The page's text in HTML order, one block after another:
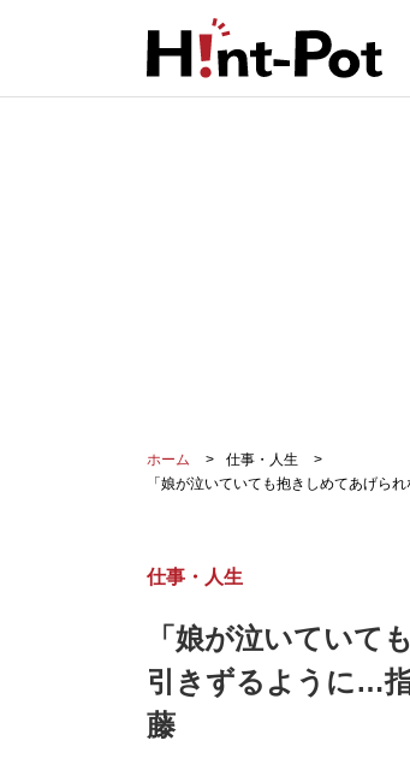
ホーム
仕事・人生
「娘が泣いていても抱きしめてあげ
仕事・人生
「娘が泣いてい
引きずるように…
藤